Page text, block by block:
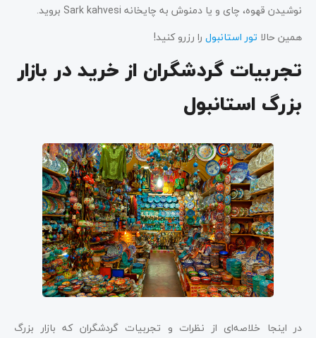
نوشیدن قهوه، چای و یا دمنوش به چایخانه Sark kahvesi بروید.
همین حالا تور استانبول را رزرو کنید!
تجربیات گردشگران از خرید در بازار
بزرگ استانبول
در اینجا خلاصه‌ای از نظرات و تجربیات گردشگران که بازار بزرگ